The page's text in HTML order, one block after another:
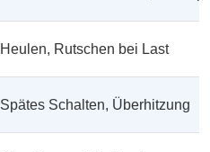
Heulen, Rutschen bei Last
Spätes Schalten, Überhitzung